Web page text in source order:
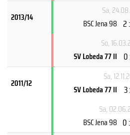
2013/14
Sa,
BSC Jena 98 2
So,
SV Lobeda 77 II 0
2011/12
Sa,
SV Lobeda 77 II 3
Sa,
BSC Jena 98 0